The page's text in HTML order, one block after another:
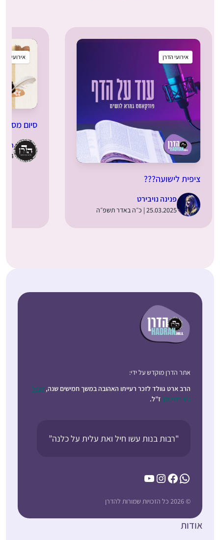
אירועי הדרן
ציפית לישועה???
פנינה נויבירט
25.03.2025 | כ״ה באדר תשפ״ה
אירועי הדרן
סיום
17.12.2024 |
אתר הדרן מוקדש על ידי:
הרב ארט גוולד לזכר רעייתו האהובה במשך חמישים שנה, קרול
ג’וי רובינסון ז”ל.
"רבות בנות עשו חיל ואת עלית על כלנה”
WhatsApp
Facebook
Instagram
YouTube
© 2026 כל הזכויות שמורות להדרן
אודות